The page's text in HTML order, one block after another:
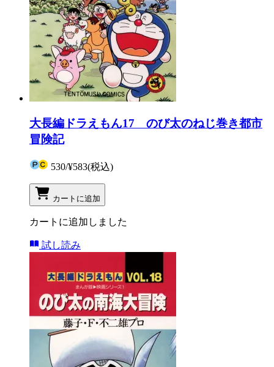
大長編ドラえもん17 のび太のねじ巻き都市
冒険記
530/¥583(税込)
カートに追加
カートに追加しました
試し読み